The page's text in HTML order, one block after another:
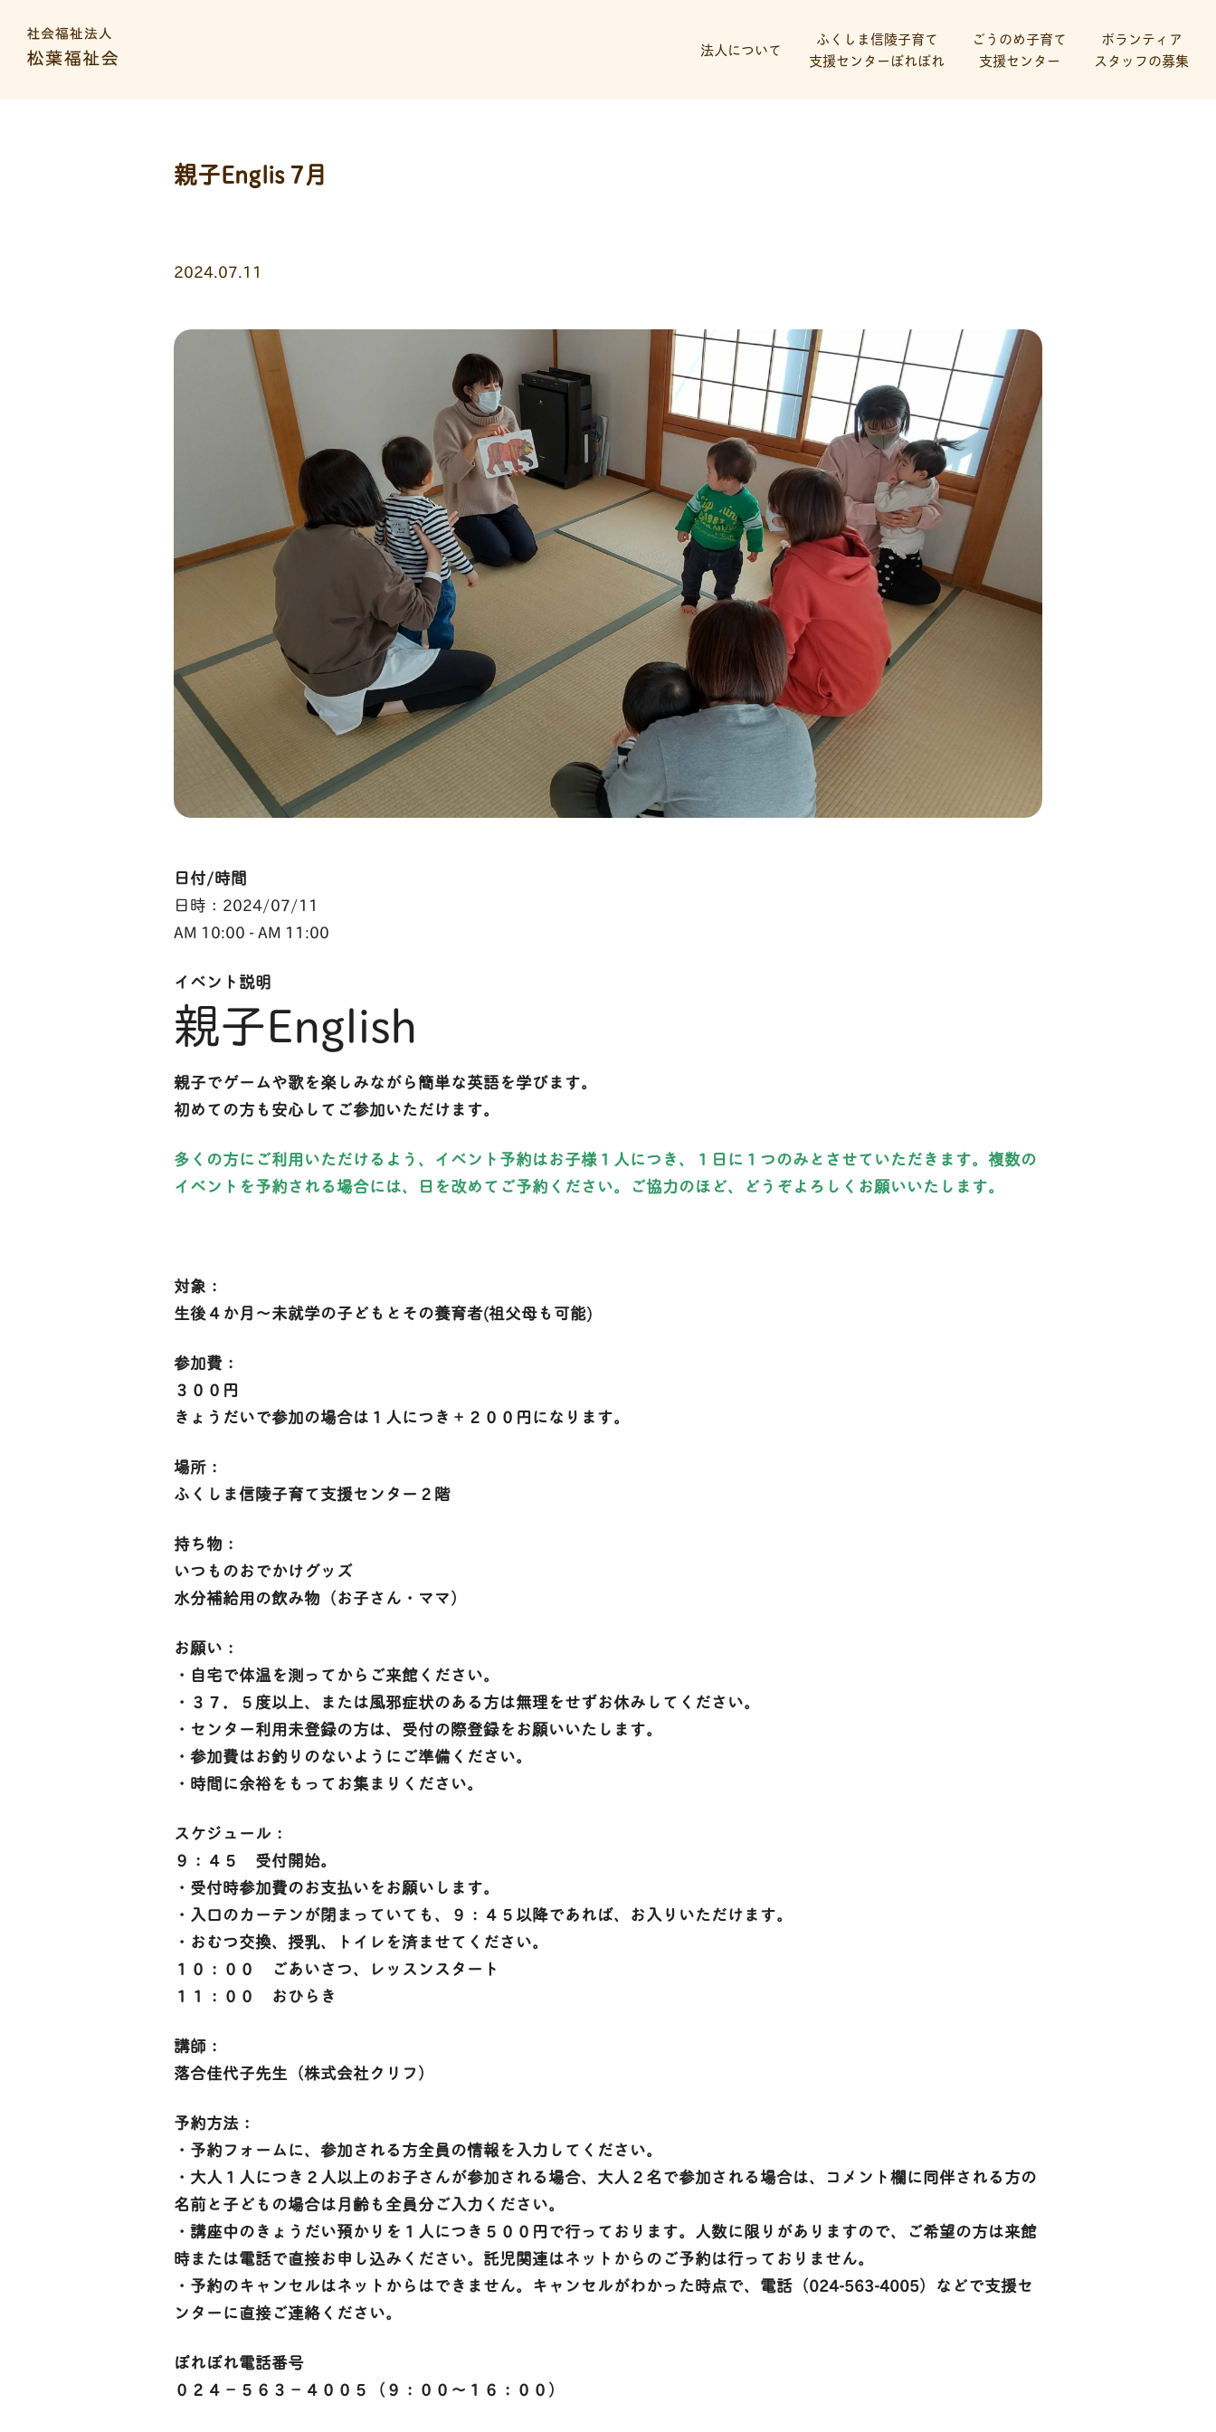
法人について
ふくしま信陵子育て
支援センターぽれぽれ
ごうのめ子育て
支援センター
ボランティア
スタッフの募集
親子Englis 7月
2024.07.11
日付/時間
日時：2024/07/11
AM 10:00 - AM 11:00
イベント説明
親子English
親子でゲームや歌を楽しみながら簡単な英語を学びます。
初めての方も安心してご参加いただけます。
多くの方にご利用いただけるよう、イベント予約はお子様１人につき、１日に１つのみとさせていただきます。複数の
イベントを予約される場合には、日を改めてご予約ください。ご協力のほど、どうぞよろしくお願いいたします。
対象：
生後４か月～未就学の子どもとその養育者(祖父母も可能)
参加費：
３００円
きょうだいで参加の場合は１人につき＋２００円になります。
場所：
ふくしま信陵子育て支援センター２階
持ち物：
いつものおでかけグッズ
水分補給用の飲み物（お子さん・ママ）
お願い：
・自宅で体温を測ってからご来館ください。
・３７．５度以上、または風邪症状のある方は無理をせずお休みしてください。
・センター利用未登録の方は、受付の際登録をお願いいたします。
・参加費はお釣りのないようにご準備ください。
・時間に余裕をもってお集まりください。
スケジュール：
９：４５ 受付開始。
・受付時参加費のお支払いをお願いします。
・入口のカーテンが閉まっていても、９：４５以降であれば、お入りいただけます。
・おむつ交換、授乳、トイレを済ませてください。
１０：００ ごあいさつ、レッスンスタート
１１：００ おひらき
講師：
落合佳代子先生（株式会社クリフ）
予約方法：
・予約フォームに、参加される方全員の情報を入力してください。
・大人１人につき２人以上のお子さんが参加される場合、大人２名で参加される場合は、コメント欄に同伴される方の
名前と子どもの場合は月齢も全員分ご入力ください。
・講座中のきょうだい預かりを１人につき５００円で行っております。人数に限りがありますので、ご希望の方は来館
時または電話で直接お申し込みください。託児関連はネットからのご予約は行っておりません。
・予約のキャンセルはネットからはできません。キャンセルがわかった時点で、電話（024-563-4005）などで支援セ
ンターに直接ご連絡ください。
ぽれぽれ電話番号
０２４－５６３－４００５（９：００～１６：００）